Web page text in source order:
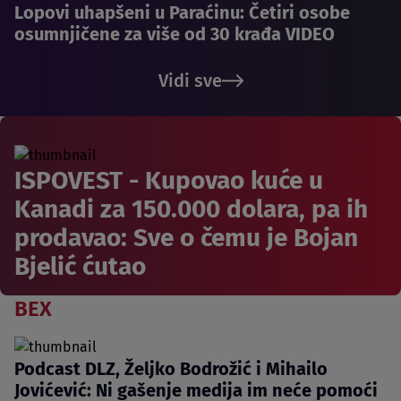
Lopovi uhapšeni u Paraćinu: Četiri osobe
osumnjičene za više od 30 krađa VIDEO
Vidi sve
ISPOVEST - Kupovao kuće u
Kanadi za 150.000 dolara, pa ih
prodavao: Sve o čemu je Bojan
Bjelić ćutao
BEX
Podcast DLZ, Željko Bodrožić i Mihailo
Jovićević: Ni gašenje medija im neće pomoći